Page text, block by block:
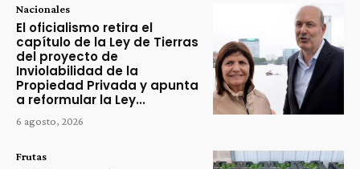
Nacionales
El oficialismo retira el
capítulo de la Ley de Tierras
del proyecto de
Inviolabilidad de la
Propiedad Privada y apunta
a reformular la Ley...
6 agosto, 2026
Frutas